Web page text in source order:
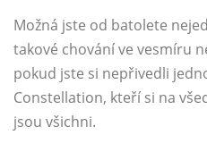
Možná jste od batolete
takové chování ve vesmíru
pokud jste si nepřivedli
Constellation, kteří si na
jsou všichni.